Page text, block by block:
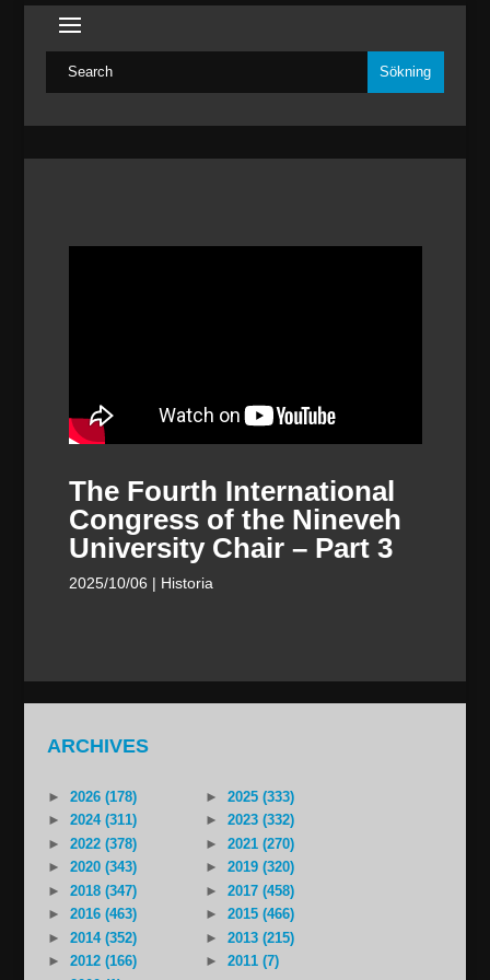
The Fourth International
Congress of the Nineveh
University Chair – Part 3
2025/10/06 | Historia
ARCHIVES
► 2026 (178) ►
2025 (333)
►
2024 (311) ►
2023 (332)
►
2022 (378) ►
2021 (270)
►
2020 (343) ►
2019 (320)
►
2018 (347) ►
2017 (458)
►
2016 (463) ►
2015 (466)
►
2014 (352) ►
2013 (215)
►
2012 (166) ►
2011 (7)